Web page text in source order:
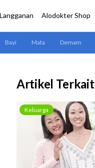
Artikel Terkait